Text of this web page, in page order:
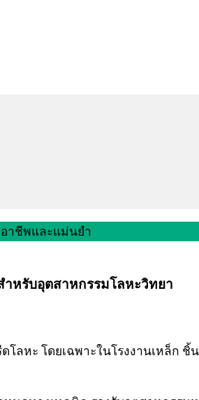
าชีพและแม่นยำ
หรับอุตสาหกรรมโลหะวิทยา
โลหะ โดยเฉพาะในโรงงานเหล็